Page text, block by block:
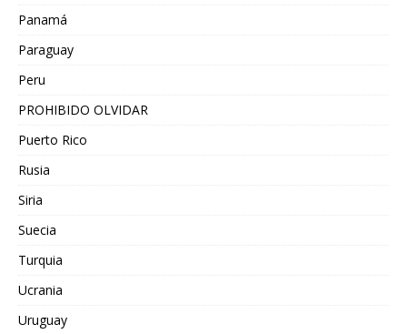
Panamá
Paraguay
Peru
PROHIBIDO OLVIDAR
Puerto Rico
Rusia
Siria
Suecia
Turquia
Ucrania
Uruguay